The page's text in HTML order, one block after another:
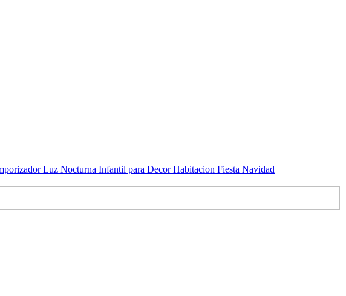
Luz Nocturna Infantil para Decor Habitacion Fiesta Navidad